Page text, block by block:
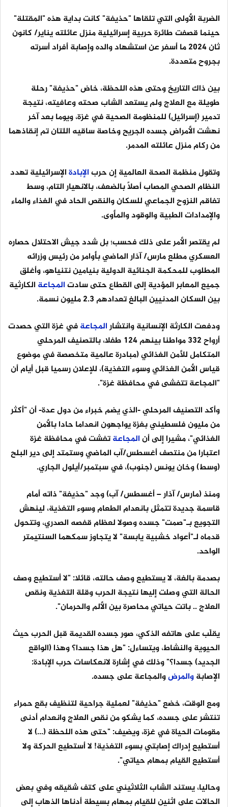
الضربة الأولى التي تلقاها "حذيفة" كانت بداية هذه "المقتلة"
حينما قصفت طائرة حربية إسرائيلية منزل عائلته يناير/ كانون
ثان 2024 ما أسفر عن استشهاد والده وإصابة أفراد أسرته
بجروح متعددة.
بين ذاك التاريخ وحتى هذه اللحظة، خاض "حذيفة" رحلة
طويلة مع العلاج ولم يستعد الشاب صحته وعافيته، نتيجة
تدمير (إسرائيل) للمنظومة الصحية في غزة، ويوما بعد آخر
نهشت الأمراض جسده الجريح وخاصة ساقيه اللتان تم إنقاذهما
من ركام منزل عائلته المدمر.
وتقول منظمة الصحة العالمية إن حربالإبادةالإسرائيلية تهدد
النظام الصحي المصاب أصلاً بالضعف، بالانهيار التام، وسط
تفاقم النزوح الجماعي للسكان والنقص الحاد في الغذاء والماء
والإمدادات الطبية والوقود والمأوى.
لم يقتصر الأمر على ذلك فحسب؛ بل شدد جيش الاحتلال حصاره
العسكري مطلع مارس/ آذار الماضي بأوامر من رئيس وزرائه
المطلوب للمحكمة الجنائية الدولية بنيامين نتنياهو، وأغلق
جميع المعابر المؤدية إلى القطاع حتى سادتالمجاعة الكارثية
بين السكان المدنيين البالغ تعدادهم 2.3 مليون نسمة.
ودفعت الكارثة الإنسانية وانتشارالمجاعةفي غزة التي حصدت
أرواح 332 مواطنا بينهم 124 طفلا، بالتصنيف المرحلي
المتكامل للأمن الغذائي (مبادرة عالمية متخصصة في موضوع
قياس الأمن الغذائي وسوء التغذية)، للإعلان رسميا قبل أيام أن
"المجاعة تتفشى في محافظة غزة".
وأكد التصنيف المرحلي -الذي يضم خبراء من دول عدة- أن "أكثر
من مليون فلسطيني بغزة يواجهون انعداما حادا بالأمن
الغذائي"، مشيرا إلى أنالمجاعةتفشت في محافظة غزة
اعتبارا من منتصف أغسطس/آب الماضي وستمتد إلى دير البلح
(وسط) وخان يونس (جنوب)، في سبتمبر/أيلول الجاري.
ومنذ (مارس/ آذار – أغسطس/ آب) وجد "حذيفة" ذاته أمام
قاسمة جديدة تتمثل بانعدام الطعام وسوء التغذية، لينهش
التجويع بـ"صمت" جسده وصولا لعظام قفصه الصدري، وتتحول
قدماه لـ"أعواد خشبية يابسة" لا يتجاوز سمكهما السنتيمتر
الواحد.
بصدمة بالغة، لا يستطيع وصف حالته، قائلا: "لا أستطيع وصف
الحالة التي وصلت إليها نتيجة الحرب وقلة التغذية ونقص
العلاج .. باتت حياتي محاصرة بين الألم والحرمان".
يقلّب على هاتفه الذكي، صور جسده القديمة قبل الحرب حيث
الحيوية والنشاط، ويتساءل: "هل هذا جسدا؟ وهذا (الواقع
الجديد) جسدا؟" وذلك في إشارة لانعكاسات حرب الإبادة:
الإصابةوالمرضوالمجاعة على جسده.
ومع الوقت، خضع "حذيفة" لعملية جراحية لتنظيف بقع حمراء
تنتشر على جسده، كما يشكو من نقص العلاج وانعدام أدنى
مقومات الحياة في غزة، ويضيف: "حتى هذه اللحظة (...) لا
أستطيع إدراك إصابتي بسوء التغذية! لا أستطيع الحركة ولا
أستطيع القيام بمهام حياتي".
وحاليا، يستند الشاب الثلاثيني على كتف شقيقه وفي بعض
الحالات على اثنين للقيام بمهام بسيطة أدناها الذهاب إلى